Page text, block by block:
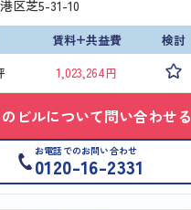
区芝5-31-10
賃料+共益費 検討
1,023,264円
ビルについて問い合わせる
お電話でのお問い合わせ
0120-16-2331